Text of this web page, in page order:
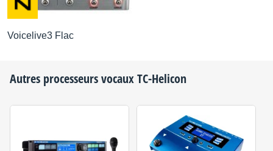
Linked with global delay and looper tempo
Guitar HIT
Turn on/off any or all guitar effects with one button
Voicelive3 Flac
Autres processeurs vocauxTC-Helicon